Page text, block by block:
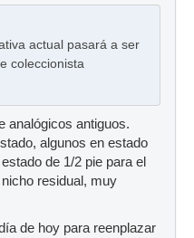
actual pasará a ser
coleccionista
analógicos antiguos.
algunos en estado
de 1/2 pie para el
residual, muy
de hoy para reenplazar